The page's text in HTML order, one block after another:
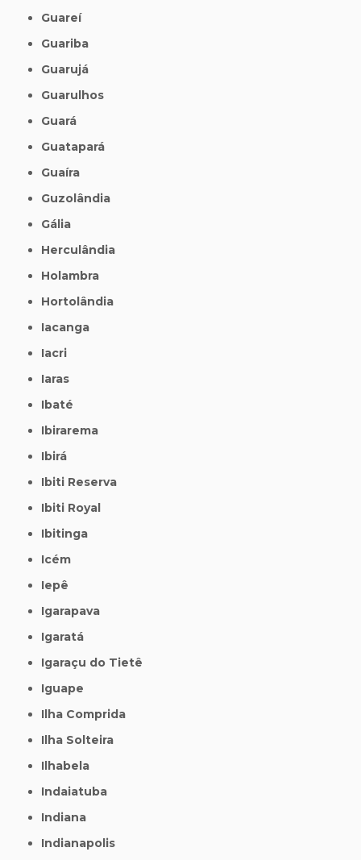
Guareí
Guariba
Guarujá
Guarulhos
Guará
Guatapará
Guaíra
Guzolândia
Gália
Herculândia
Holambra
Hortolândia
Iacanga
Iacri
Iaras
Ibaté
Ibirarema
Ibirá
Ibiti Reserva
Ibiti Royal
Ibitinga
Icém
Iepê
Igarapava
Igaratá
Igaraçu do Tietê
Iguape
Ilha Comprida
Ilha Solteira
Ilhabela
Indaiatuba
Indiana
Indianapolis